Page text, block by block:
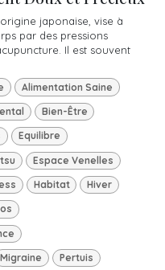
japonaise, vise à
par des pressions
Il est souvent
Alimentation Saine
Bien-Être
Equilibre
Espace Venelles
Habitat Hiver
Migraine Pertuis